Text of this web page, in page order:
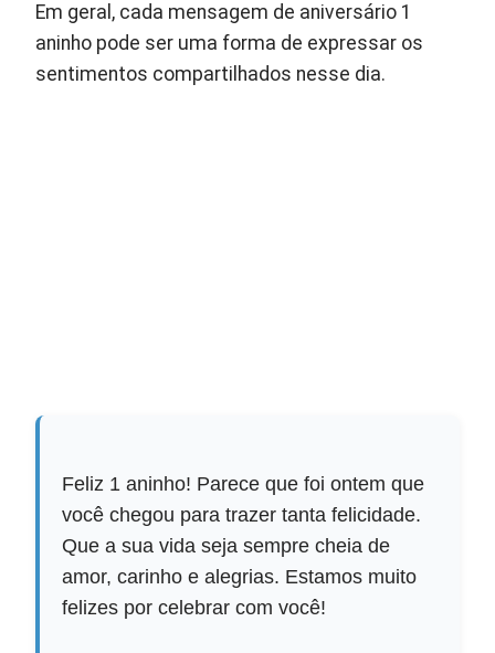
Em geral, cada mensagem de aniversário 1
aninho pode ser uma forma de expressar os
sentimentos compartilhados nesse dia.
Feliz 1 aninho! Parece que foi ontem que
você chegou para trazer tanta felicidade.
Que a sua vida seja sempre cheia de
amor, carinho e alegrias. Estamos muito
felizes por celebrar com você!